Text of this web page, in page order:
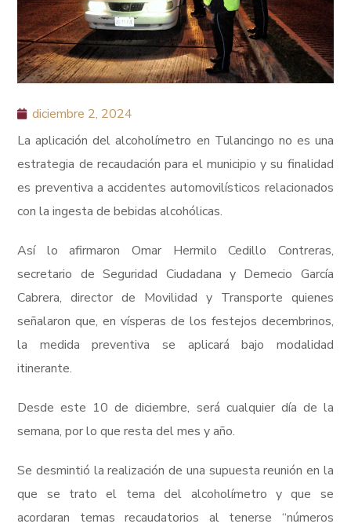
diciembre 2, 2024
La aplicación del alcoholímetro en Tulancingo no es una
estrategia de recaudación para el municipio y su finalidad
es preventiva a accidentes automovilísticos relacionados
con la ingesta de bebidas alcohólicas.
Así lo afirmaron Omar Hermilo Cedillo Contreras,
secretario de Seguridad Ciudadana y Demecio García
Cabrera, director de Movilidad y Transporte quienes
señalaron que, en vísperas de los festejos decembrinos,
la medida preventiva se aplicará bajo modalidad
itinerante.
Desde este 10 de diciembre, será cualquier día de la
semana, por lo que resta del mes y año.
Se desmintió la realización de una supuesta reunión en la
que se trato el tema del alcoholímetro y que se
acordaran temas recaudatorios al tenerse “números